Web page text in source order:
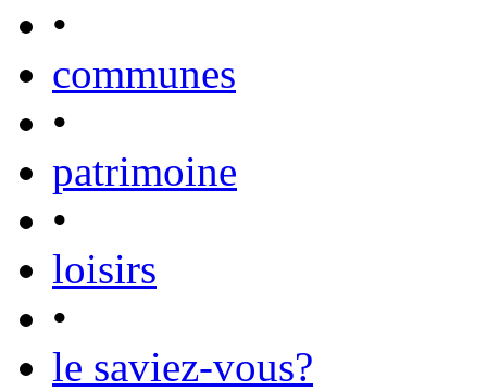
•
communes
•
patrimoine
•
loisirs
•
le saviez-vous?